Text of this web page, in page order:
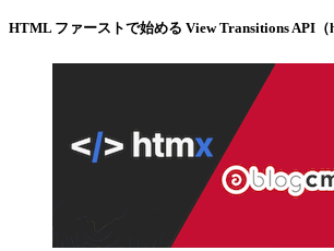
HTML ファーストで始める View Transitions API（